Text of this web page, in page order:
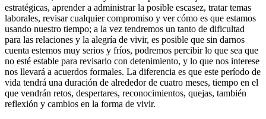
estratégicas, aprender a administrar la posible escasez, tratar temas
laborales, revisar cualquier compromiso y ver cómo es que estamos
usando nuestro tiempo; a la vez tendremos un tanto de dificultad
para las relaciones y la alegría de vivir, es posible que sin darnos
cuenta estemos muy serios y fríos, podremos percibir lo que sea que
no esté estable para revisarlo con detenimiento, y lo que nos interese
nos llevará a acuerdos formales. La diferencia es que este período de
vida tendrá una duración de alrededor de cuatro meses, tiempo en el
que vendrán retos, despertares, reconocimientos, quejas, también
reflexión y cambios en la forma de vivir.